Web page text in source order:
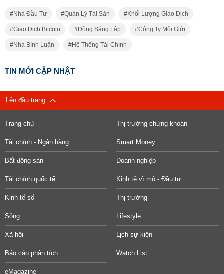
Nhà Đầu Tư Quản Lý Tài Sản Khối Lượng Giao Dịch
Giao Dịch Bitcoin Đồng Sáng Lập Công Ty Môi Giới
Nhà Bình Luận Hệ Thống Tài Chính
TIN MỚI CẬP NHẬT
Lên đầu trang
Trang chủ Thị trường chứng khoán
Tài chính - Ngân hàng Smart Money
Bất động sản Doanh nghiệp
Tài chính quốc tế Kinh tế vĩ mô - Đầu tư
Kinh tế số Thị trường
Sống Lifestyle
Xã hội Lịch sự kiện
Báo cáo phân tích Watch List
eMagazine